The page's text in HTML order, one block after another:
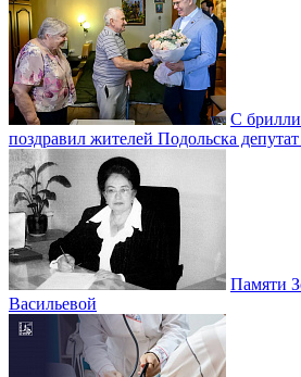
С
поздравил жителей Подольска
Памяти
Васильевой